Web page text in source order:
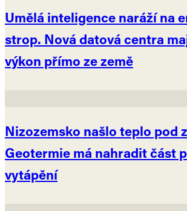
Umělá inteligence naráží na
strop. Nová datová centra
výkon přímo ze země
Nizozemsko našlo teplo pod
Geotermie má nahradit část
vytápění